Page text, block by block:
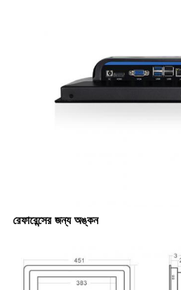
রেফারেন্সের জন্য অঙ্কন